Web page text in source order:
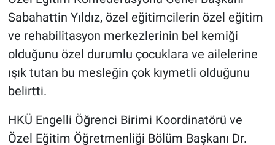
Sabahattin Yıldız, özel eğitimcilerin özel eğitim
ve rehabilitasyon merkezlerinin bel kemiği
olduğunu özel durumlu çocuklara ve ailelerine
ışık tutan bu mesleğin çok kıymetli olduğunu
belirtti.
HKÜ Engelli Öğrenci Birimi Koordinatörü ve
Özel Eğitim Öğretmenliği Bölüm Başkanı Dr.